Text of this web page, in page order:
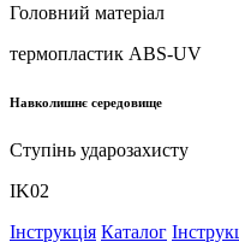
Головний матеріал
термопластик ABS-UV
Навколишнє середовище
Ступінь ударозахисту
IK02
Інструкція Каталог